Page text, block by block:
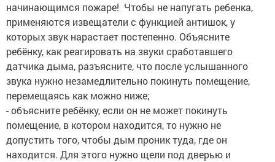
начинающимся пожаре! Чтобы не напугать ребенка,
применяются извещатели с функцией антишок, у
которых звук нарастает постепенно. Объясните
ребёнку, как реагировать на звуки сработавшего
датчика дыма, разъясните, что после услышанного
звука нужно незамедлительно покинуть помещение,
перемещаясь как можно ниже;
- объясните ребёнку, если он не может покинуть
помещение, в котором находится, то нужно не
допустить того, чтобы дым проник туда, где он
находится. Для этого нужно щели под дверью и